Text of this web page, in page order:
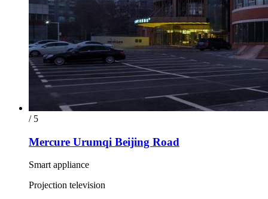
/ 5
Mercure Urumqi Beijing Road
Smart appliance
Projection television